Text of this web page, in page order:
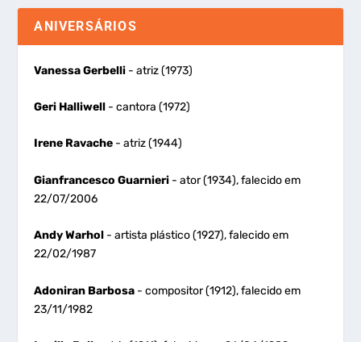
ANIVERSÁRIOS
Vanessa Gerbelli - atriz (1973)
Geri Halliwell - cantora (1972)
Irene Ravache - atriz (1944)
Gianfrancesco Guarnieri - ator (1934), falecido em
22/07/2006
Andy Warhol - artista plástico (1927), falecido em
22/02/1987
Adoniran Barbosa - compositor (1912), falecido em
23/11/1982